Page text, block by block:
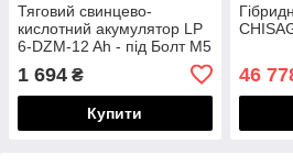
Тяговий свинцево-
кислотний акумулятор LP
6-DZM-12 Ah - під Болт М5
1 694 ₴
Купити
46